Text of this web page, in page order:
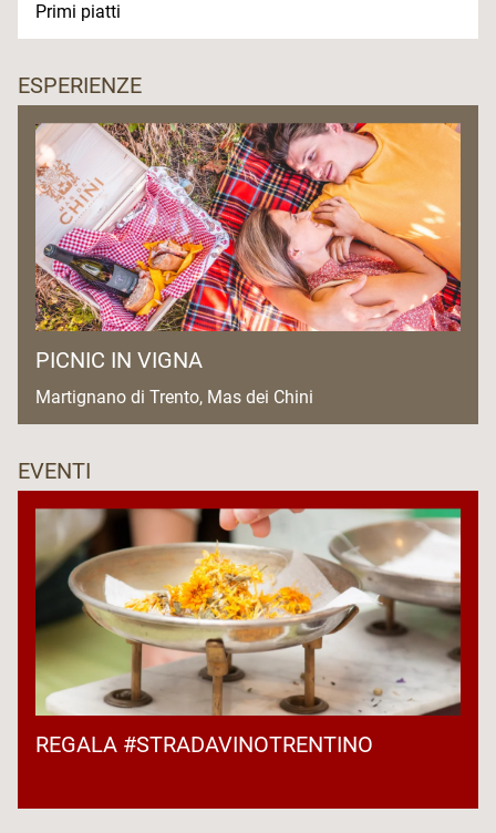
Primi piatti
ESPERIENZE
PICNIC IN VIGNA
Martignano di Trento, Mas dei Chini
EVENTI
REGALA #STRADAVINOTRENTINO